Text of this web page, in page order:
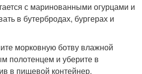
с маринованными огурцами и
в бутербродах, бургерах и
морковную ботву влажной
полотенцем и уберите в
в пищевой контейнер.